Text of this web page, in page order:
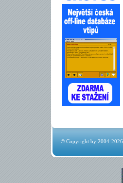
© Copyright by 2004-2026